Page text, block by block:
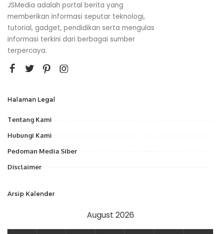
JSMedia adalah portal berita yang
memberikan informasi seputar teknologi,
tutorial, gadget, pendidikan serta mengulas
informasi terkini dari berbagai sumber
terpercaya.
Halaman Legal
Tentang Kami
Hubungi Kami
Pedoman Media Siber
Disclaimer
Arsip Kalender
August 2026